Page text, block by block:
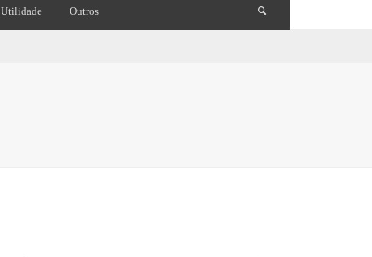
Utilidade Outros